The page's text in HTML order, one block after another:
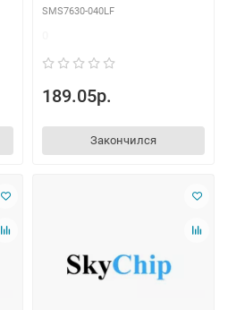
SMS7630-040LF
189.05р.
Закончился